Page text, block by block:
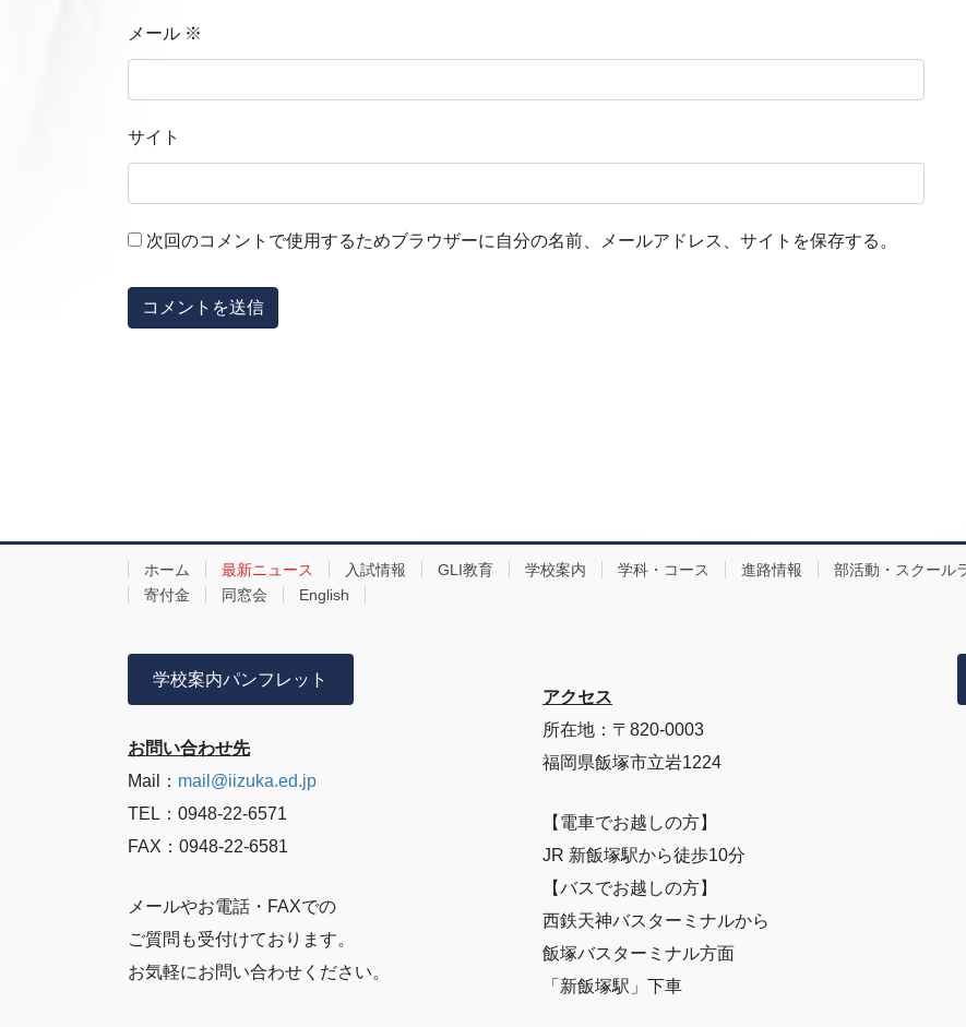
メール ※
サイト
次回のコメントで使用するためブラウザーに自分の名前、メールアドレス、サイトを保存する。
ホーム 最新ニュース 入試情報 GLI教育 学校案内 学科・コース 進路情報 部活動・スクール
寄付金
同窓会 English
学校案内パンフレット
お問い合わせ先
Mail： mail@iizuka.ed.jp
TEL：0948-22-6571
FAX：0948-22-6581
メールやお電話・FAXでの
ご質問も受付けております。
お気軽にお問い合わせください。
アクセス
所在地：〒820-0003
福岡県飯塚市立岩1224
【電車でお越しの方】
JR 新飯塚駅から徒歩10分
【バスでお越しの方】
西鉄天神バスターミナルから
飯塚バスターミナル方面
「新飯塚駅」下車